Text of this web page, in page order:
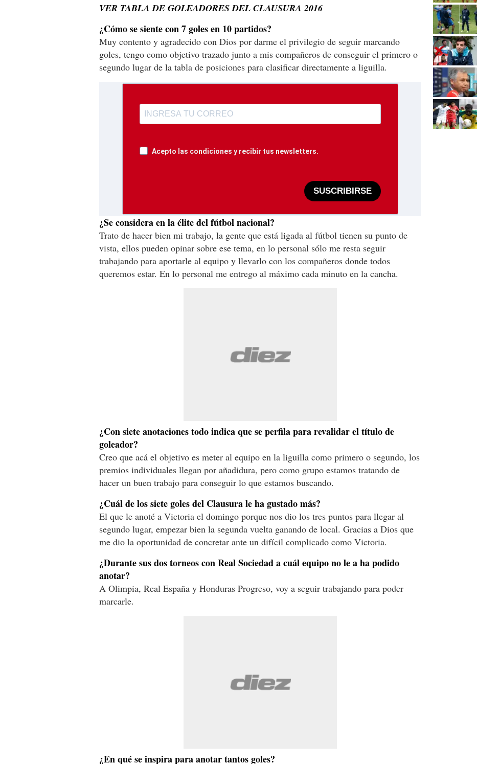
VER TABLA DE GOLEADORES DEL CLAUSURA 2016
¿Cómo se siente con 7 goles en 10 partidos?
Muy contento y agradecido con Dios por darme el privilegio de seguir marcando
goles, tengo como objetivo trazado junto a mis compañeros de conseguir el primero o
segundo lugar de la tabla de posiciones para clasificar directamente a liguilla.
Acepto las condiciones y recibir tus newsletters.
SUSCRIBIRSE
¿Se considera en la élite del fútbol nacional?
Trato de hacer bien mi trabajo, la gente que está ligada al fútbol tienen su punto de
vista, ellos pueden opinar sobre ese tema, en lo personal sólo me resta seguir
trabajando para aportarle al equipo y llevarlo con los compañeros donde todos
queremos estar. En lo personal me entrego al máximo cada minuto en la cancha.
¿Con siete anotaciones todo indica que se perfila para revalidar el título de
goleador?
Creo que acá el objetivo es meter al equipo en la liguilla como primero o segundo, los
premios individuales llegan por añadidura, pero como grupo estamos tratando de
hacer un buen trabajo para conseguir lo que estamos buscando.
¿Cuál de los siete goles del Clausura le ha gustado más?
El que le anoté a Victoria el domingo porque nos dio los tres puntos para llegar al
segundo lugar, empezar bien la segunda vuelta ganando de local. Gracias a Dios que
me dio la oportunidad de concretar ante un difícil complicado como Victoria.
¿Durante sus dos torneos con Real Sociedad a cuál equipo no le a ha podido
anotar?
A Olimpia, Real España y Honduras Progreso, voy a seguir trabajando para poder
marcarle.
¿En qué se inspira para anotar tantos goles?